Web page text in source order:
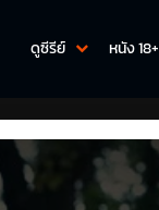
ดูซีรีย์ หนัง 18+